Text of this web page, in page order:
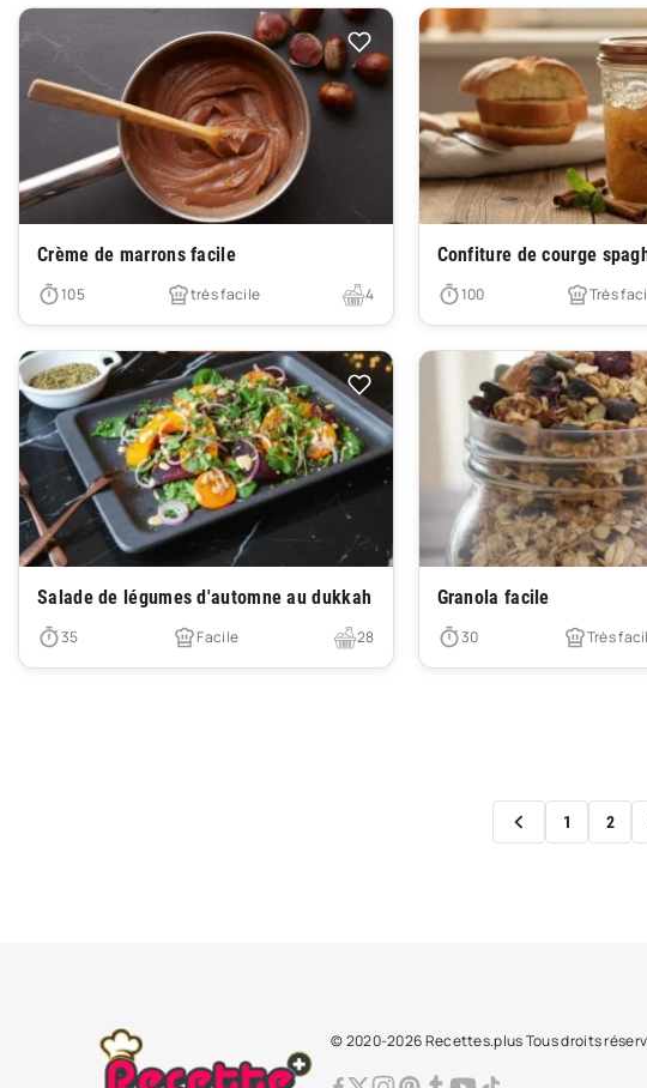
Très facile
Crème de marrons facile
105 très facile 4
Très facile
Confiture de courge
100 Très
Très facile
Salade de légumes d'automne au dukkah
35 Facile 28
Très facile
Granola facile
30 Très
1 2
© 2020-2026 Recettes.plus Tous droits